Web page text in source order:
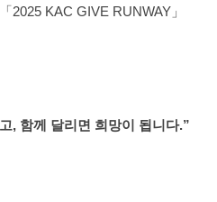
2025 KAC GIVE RUNWAY」
, 함께 달리면 희망이 됩니다.”